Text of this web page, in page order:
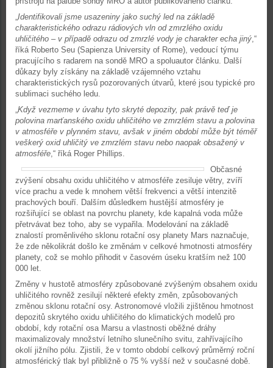
„Identifikovali jsme usazeniny jako suchý led na základě
charakteristického odrazu rádiových vln od zmrzlého oxidu
uhličitého – v případě odrazu od zmrzlé vody je charakter echa jiný,“
říká Roberto Seu (Sapienza University of Rome), vedoucí týmu
pracujícího s radarem na sondě MRO a spoluautor článku. Další
důkazy byly získány na základě vzájemného vztahu
charakteristických rysů pozorovaných útvarů, které jsou typické pro
sublimaci suchého ledu.
„Když vezmeme v úvahu tyto skryté depozity, pak právě teď je
polovina marťanského oxidu uhličitého ve zmrzlém stavu a polovina
v atmosféře v plynném stavu, avšak v jiném období může být téměř
veškerý oxid uhličitý ve zmrzlém stavu nebo naopak obsažený v
atmosféře,“ říká Roger Phillips.
Občasné
zvýšení obsahu oxidu uhličitého v atmosféře zesiluje větry, zvíří
více prachu a vede k mnohem větší frekvenci a větší intenzitě
prachových bouří. Dalším důsledkem hustější atmosféry je
rozšiřující se oblast na povrchu planety, kde kapalná voda může
přetrvávat bez toho, aby se vypařila. Modelování na základě
znalostí proměnlivého sklonu rotační osy planety Mars naznačuje,
že zde několikrát došlo ke změnám v celkové hmotnosti atmosféry
planety, což se mohlo přihodit v časovém úseku kratším než 100
000 let.
Změny v hustotě atmosféry způsobované zvýšeným obsahem oxidu
uhličitého rovněž zesilují některé efekty změn, způsobovaných
změnou sklonu rotační osy. Astronomové vložili zjištěnou hmotnost
depozitů skrytého oxidu uhličitého do klimatických modelů pro
období, kdy rotační osa Marsu a vlastnosti oběžné dráhy
maximalizovaly množství letního slunečního svitu, zahřívajícího
okolí jižního pólu. Zjistili, že v tomto období celkový průměrný roční
atmosférický tlak byl přibližně o 75 % vyšší než v současné době.